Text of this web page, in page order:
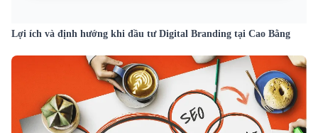
Lợi ích và định hướng khi đầu tư Digital Branding tại Cao Bằng